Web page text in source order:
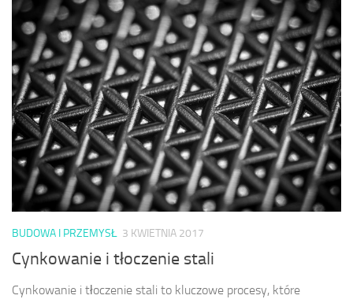
BUDOWA I PRZEMYSŁ 3 KWIETNIA 2017
Cynkowanie i tłoczenie stali
Cynkowanie i tłoczenie stali to kluczowe procesy, które